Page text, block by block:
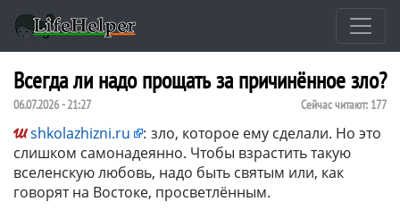
Всегда ли надо прощать за причинённое зло?
06.07.2026 - 21:27 Сейчас читают: 177
shkolazhizni.ru : зло, которое ему сделали. Но это
слишком самонадеянно. Чтобы взрастить такую
вселенскую любовь, надо быть святым или, как
говорят на Востоке, просветлённым.